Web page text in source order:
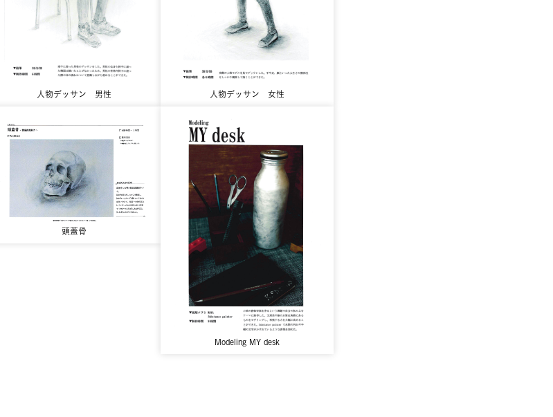
人物デッサン 男性 人物デッサン 女性
頭蓋骨
Modeling MY desk